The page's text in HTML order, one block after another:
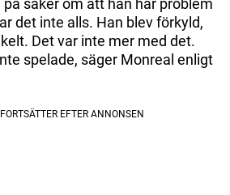
det inte alls. Han blev förkyld,
Det var inte mer med det.
spelade, säger Monreal enligt